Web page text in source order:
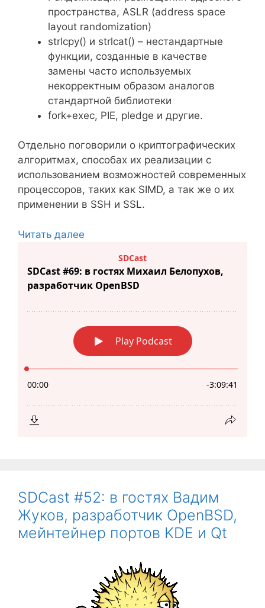
пространства, ASLR (address space
layout randomization)
strlcpy() и strlcat() – нестандартные
функции, созданные в качестве
замены часто используемых
некорректным образом аналогов
стандартной библиотеки
fork+exec, PIE, pledge и другие.
Отдельно поговорили о криптографических
алгоритмах, способах их реализации с
использованием возможностей современных
процессоров, таких как SIMD, а так же о их
применении в SSH и SSL.
Читать далее
SDCast #52: в гостях Вадим
Жуков, разработчик OpenBSD,
мейнтейнер портов KDE и Qt